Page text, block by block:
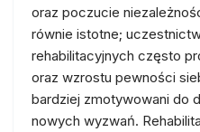
oraz poczucie
równie istotne;
rehabilitacyjnych często
oraz wzrostu pewności
bardziej zmotywowani do
nowych wyzwań.